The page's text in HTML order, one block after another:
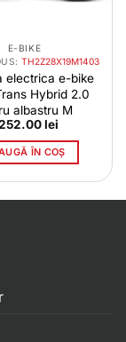
E-BIKE
TH2Z28X19M1403
electrica e-bike
Hybrid 2.0
albastru M
lei
ÎN COȘ